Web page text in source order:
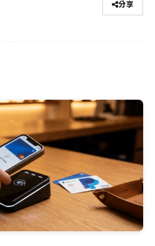
分享